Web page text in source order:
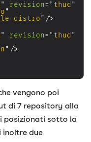
" revision= " thud "
"
distro" />
" revision= " thud "
" />
vengono poi
di 7 repository alla
posizionati sotto la
inoltre due